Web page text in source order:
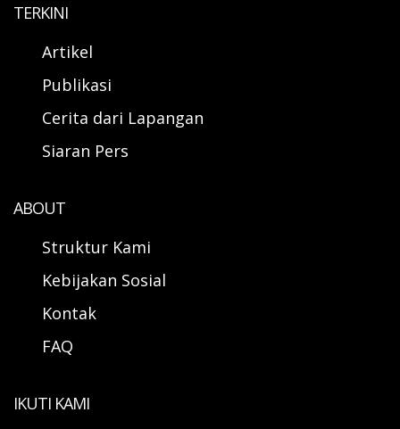
TERKINI
Artikel
Publikasi
Cerita dari Lapangan
Siaran Pers
ABOUT
Struktur Kami
Kebijakan Sosial
Kontak
FAQ
IKUTI KAMI